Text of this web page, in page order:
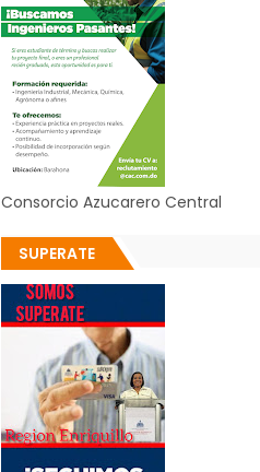
Consorcio Azucarero Central
SUPERATE